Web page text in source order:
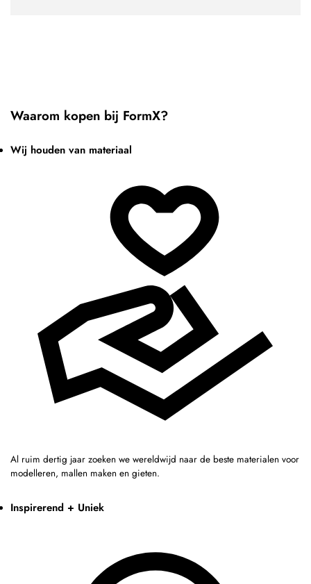
Waarom kopen bij FormX?
Wij houden van materiaal
Al ruim dertig jaar zoeken we wereldwijd naar de beste materialen voor
modelleren, mallen maken en gieten.
Inspirerend + Uniek